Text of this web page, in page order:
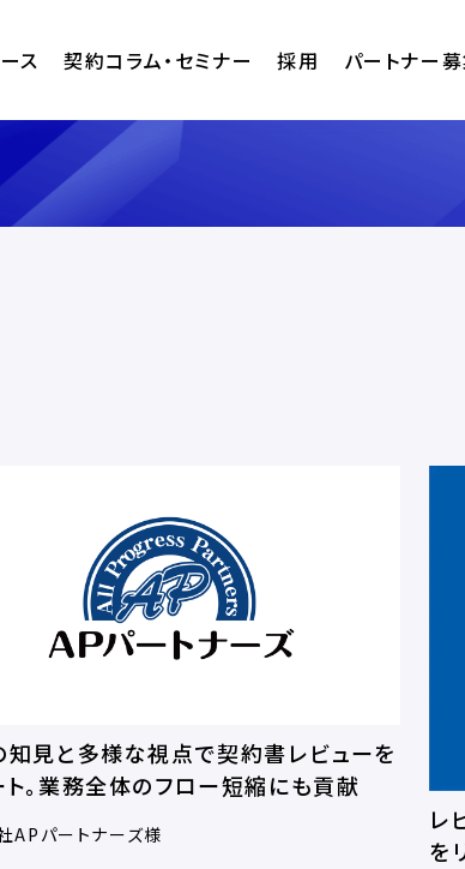
ス 契約コラム・セミナー 採用 パートナー
知見と多様な視点で契約書レビューを
ト。業務全体のフロー短縮にも貢献
APパートナーズ様
レ
を